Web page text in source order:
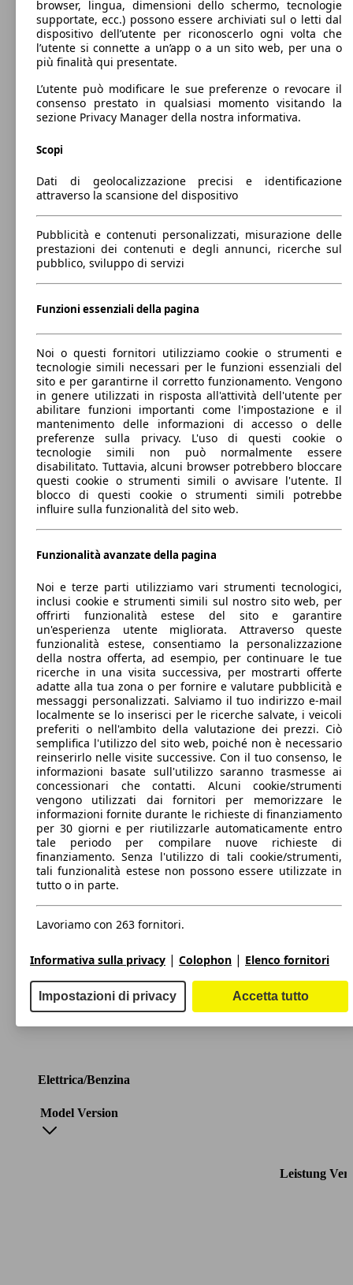
(101 PS)
Jogger 1.0 tce Comfort Gpl 100cv 7p.ti
74 KW
Jogger 1.0 tce Essential Gpl 100cv
74 KW
(101 PS)
Jogger 1.0 tce Expression Gpl 100cv
74 KW
(101 PS)
Jogger 1.0 tce Expression Gpl 100cv 7p.ti
74 KW
(101 PS)
Jogger 1.0 tce Extreme Gpl 100cv
74 KW
(101 PS)
Jogger 1.0 tce Extreme Gpl 100cv 7p.ti
74 KW
(101 PS)
Jogger 1.0 tce Extreme UP Gpl 100cv
74 KW
(101 PS)
Jogger 1.0 tce Extreme UP Gpl 100cv 7p.ti
(101 PS)
Elettrica/Benzina
Model Version
Leistung
browser, lingua, dimensioni dello schermo, tecnologie
supportate, ecc.) possono essere archiviati sul o letti dal
dispositivo dell’utente per riconoscerlo ogni volta che
l’utente si connette a un’app o a un sito web, per una o
più finalità qui presentate.
L’utente può modificare le sue preferenze o revocare il
consenso prestato in qualsiasi momento visitando la
sezione Privacy Manager della nostra informativa.
Scopi
Dati di geolocalizzazione precisi e identificazione
attraverso la scansione del dispositivo
Pubblicità e contenuti personalizzati, misurazione delle
prestazioni dei contenuti e degli annunci, ricerche sul
pubblico, sviluppo di servizi
Funzioni essenziali della pagina
Noi o questi fornitori utilizziamo cookie o strumenti e
tecnologie simili necessari per le funzioni essenziali del
sito e per garantirne il corretto funzionamento. Vengono
in genere utilizzati in risposta all'attività dell'utente per
abilitare funzioni importanti come l'impostazione e il
mantenimento delle informazioni di accesso o delle
preferenze sulla privacy. L'uso di questi cookie o
tecnologie simili non può normalmente essere
disabilitato. Tuttavia, alcuni browser potrebbero bloccare
questi cookie o strumenti simili o avvisare l'utente. Il
blocco di questi cookie o strumenti simili potrebbe
influire sulla funzionalità del sito web.
Funzionalità avanzate della pagina
Noi e terze parti utilizziamo vari strumenti tecnologici,
inclusi cookie e strumenti simili sul nostro sito web, per
offrirti funzionalità estese del sito e garantire
un'esperienza utente migliorata. Attraverso queste
funzionalità estese, consentiamo la personalizzazione
della nostra offerta, ad esempio, per continuare le tue
ricerche in una visita successiva, per mostrarti offerte
adatte alla tua zona o per fornire e valutare pubblicità e
messaggi personalizzati. Salviamo il tuo indirizzo e-mail
localmente se lo inserisci per le ricerche salvate, i veicoli
preferiti o nell'ambito della valutazione dei prezzi. Ciò
semplifica l'utilizzo del sito web, poiché non è necessario
reinserirlo nelle visite successive. Con il tuo consenso, le
informazioni basate sull'utilizzo saranno trasmesse ai
concessionari che contatti. Alcuni cookie/strumenti
vengono utilizzati dai fornitori per memorizzare le
informazioni fornite durante le richieste di finanziamento
per 30 giorni e per riutilizzarle automaticamente entro
tale periodo per compilare nuove richieste di
finanziamento. Senza l'utilizzo di tali cookie/strumenti,
tali funzionalità estese non possono essere utilizzate in
tutto o in parte.
Lavoriamo con 263 fornitori.
Informativa sulla privacy | Colophon | Elenco fornitori
Impostazioni di privacy Accetta tutto